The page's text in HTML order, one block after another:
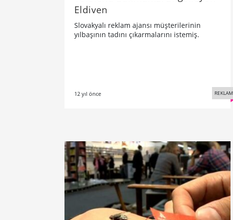
Eldiven
Slovakyalı reklam ajansı müşterilerinin
yılbaşının tadını çıkarmalarını istemiş.
12 yıl önce REKLAM